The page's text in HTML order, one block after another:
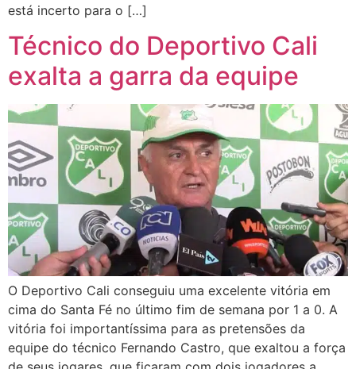
está incerto para o […]
Técnico do Deportivo Cali
exalta a garra da equipe
O Deportivo Cali conseguiu uma excelente vitória em
cima do Santa Fé no último fim de semana por 1 a 0. A
vitória foi importantíssima para as pretensões da
equipe do técnico Fernando Castro, que exaltou a força